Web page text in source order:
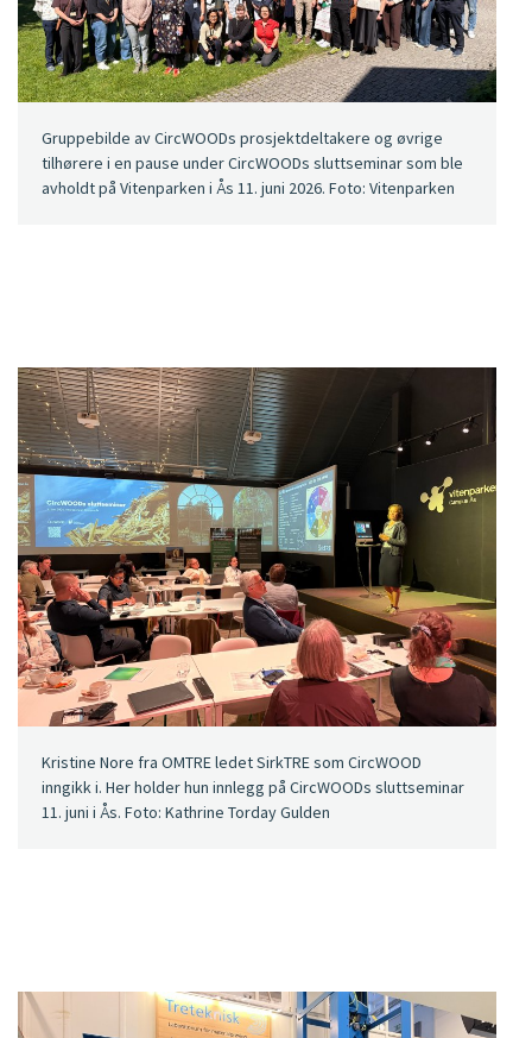
Gruppebilde av CircWOODs prosjektdeltakere og øvrige
tilhørere i en pause under CircWOODs sluttseminar som ble
avholdt på Vitenparken i Ås 11. juni 2026. Foto: Vitenparken
Kristine Nore fra OMTRE ledet SirkTRE som CircWOOD
inngikk i. Her holder hun innlegg på CircWOODs sluttseminar
11. juni i Ås. Foto: Kathrine Torday Gulden